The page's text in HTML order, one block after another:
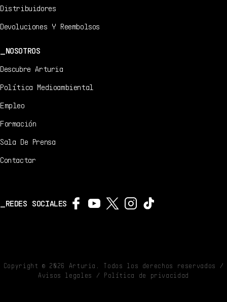
Distribuidores
Devoluciones Y Reembolsos
NOSOTROS
Descubre Arturia
Política Medioambiental
Empleo
Formación
Sala De Prensa
Contactar
REDES SOCIALES
Copyright © 2026
Arturia. Todos los derechos reservados /
Avisos legales
/ Política de privacidad